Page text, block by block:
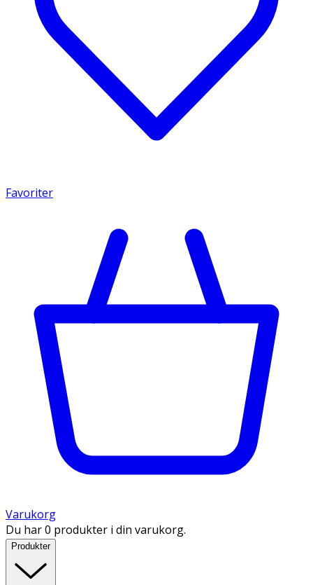
Favoriter
Varukorg
Du har 0 produkter i din varukorg.
Produkter